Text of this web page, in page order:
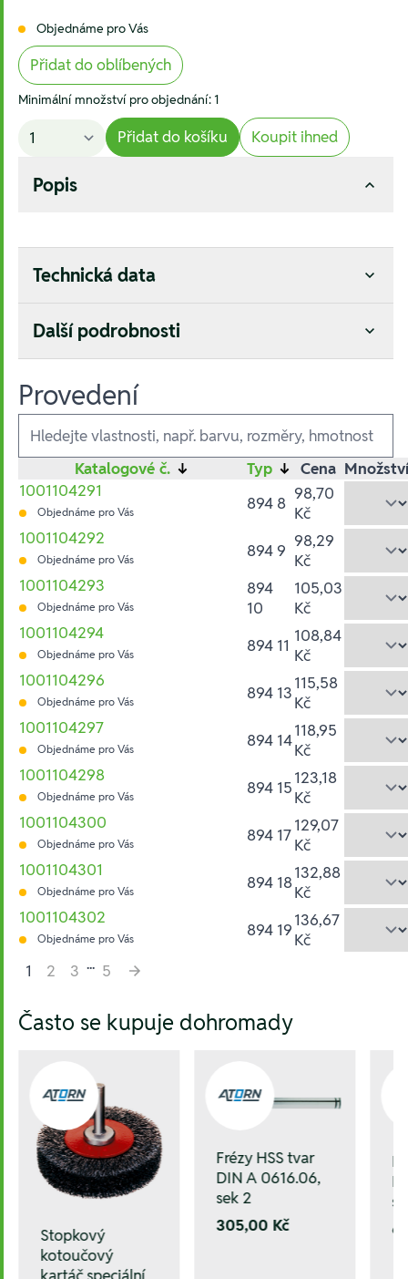
Objednáme pro Vás
Přidat do oblíbených
Minimální množství pro objednání: 1
Přidat do košíku Koupit ihned
Popis
Technická data
Další podrobnosti
Provedení
Ausführungen
Katalogové č. ↓ Typ ↓ Cena
1001104291
Objednáme pro Vás 894 8 98,70
Kč
1001104292
Objednáme pro Vás 894 9 98,29
Kč
1001104293
Objednáme pro Vás
894
10
105,03
Kč
1001104294
Objednáme pro Vás 894 11 108,84
Kč
1001104296
Objednáme pro Vás 894 13115,58
Kč
1001104297
Objednáme pro Vás 894 14118,95
Kč
1001104298
Objednáme pro Vás 894 15123,18
Kč
1001104300
Objednáme pro Vás 894 17129,07
Kč
1001104301
Objednáme pro Vás 894 18132,88
Kč
1001104302
Objednáme pro Vás 894 19136,67
Kč
1
2 3 ... 5
Často se kupuje dohromady
Stopkový
kotoučový
Frézy HSS tvar
DIN A 0616.06,
sek 2
305,00 Kč